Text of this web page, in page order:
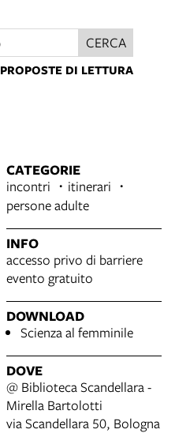
PROPOSTE DI LETTURA
CERCA
CATEGORIE
incontri
itinerari
persone adulte
INFO
accesso privo di barriere
evento gratuito
DOWNLOAD
Scienza al femminile
DOVE
@ Biblioteca Scandellara -
Mirella Bartolotti
via Scandellara 50, Bologna